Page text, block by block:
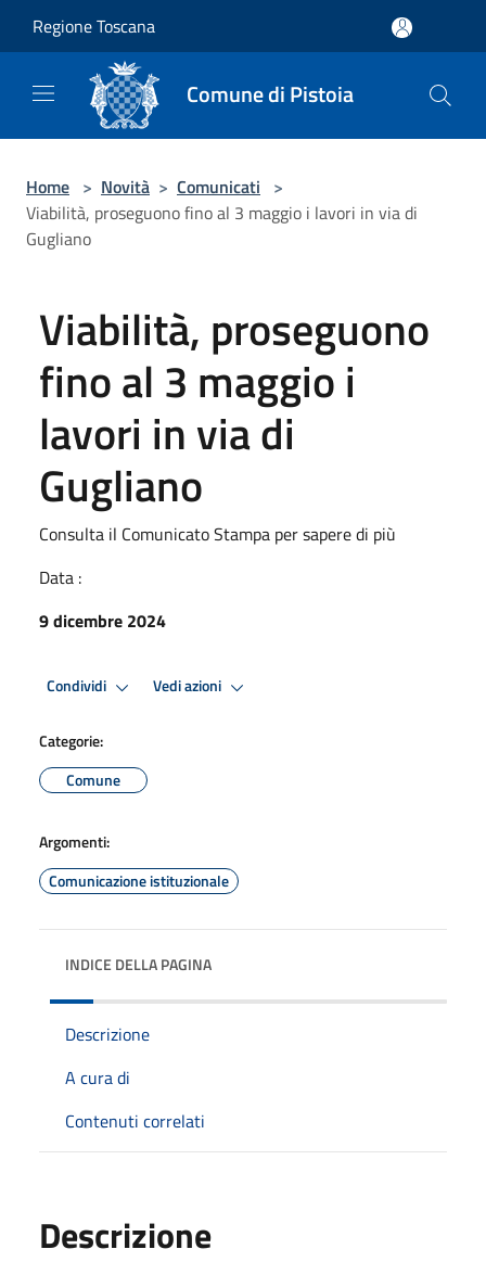
Regione Toscana
Comune di Pistoia
Home > Novità > Comunicati >
Viabilità, proseguono fino al 3 maggio i lavori in via di
Gugliano
Viabilità, proseguono
fino al 3 maggio i
lavori in via di
Gugliano
Consulta il Comunicato Stampa per sapere di più
Data :
9 dicembre 2024
Condividi Vedi azioni
Categorie:
Comune
Argomenti:
Comunicazione istituzionale
INDICE DELLA PAGINA
Descrizione
A cura di
Contenuti correlati
Descrizione